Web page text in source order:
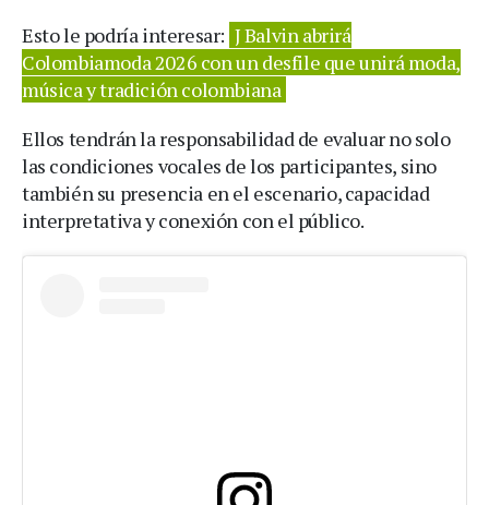
Esto le podría interesar: J Balvin abrirá
Colombiamoda 2026 con un desfile que unirá moda,
música y tradición colombiana
Ellos tendrán la responsabilidad de evaluar no solo
las condiciones vocales de los participantes, sino
también su presencia en el escenario, capacidad
interpretativa y conexión con el público.